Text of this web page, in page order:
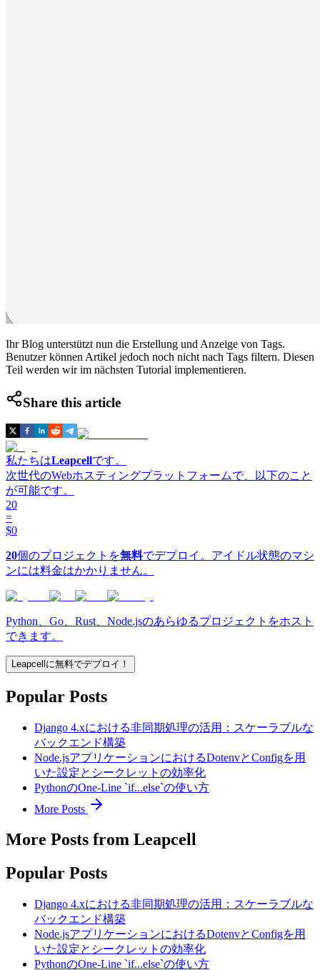
Ihr Blog unterstützt nun die Erstellung und Anzeige von Tags.
Benutzer können Artikel jedoch noch nicht nach Tags filtern. Diesen
Teil werden wir im nächsten Tutorial implementieren.
Share this article
私たちはLeapcellです。
次世代のWebホスティングプラットフォームで、以下のこと
が可能です。
20
=
$0
20個のプロジェクトを無料でデプロイ。アイドル状態のマシ
ンには料金はかかりません。
Python、Go、Rust、Node.jsのあらゆるプロジェクトをホスト
できます。
Leapcellに無料でデプロイ！
Popular Posts
Django 4.xにおける非同期処理の活用：スケーラブルな
バックエンド構築
Node.jsアプリケーションにおけるDotenvとConfigを用
いた設定とシークレットの効率化
PythonのOne-Line `if...else`の使い方
More Posts
More Posts from Leapcell
Popular Posts
Django 4.xにおける非同期処理の活用：スケーラブルな
バックエンド構築
Node.jsアプリケーションにおけるDotenvとConfigを用
いた設定とシークレットの効率化
PythonのOne-Line `if...else`の使い方